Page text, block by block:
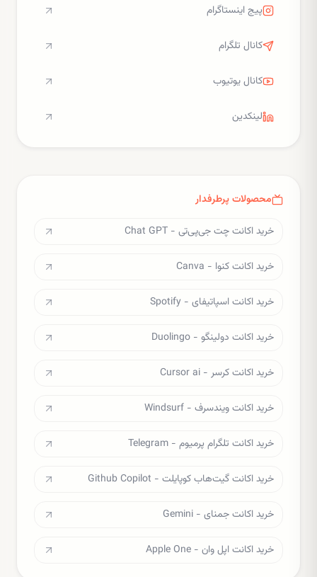
پیج اینستاگرام
کانال تلگرام
کانال یوتیوب
لینکدین
محصولات پرطرفدار
خرید اکانت چت جی‌پی‌تی - Chat GPT
خرید اکانت کنوا - Canva
خرید اکانت اسپاتیفای - Spotify
خرید اکانت دولینگو - Duolingo
خرید اکانت کرسر - Cursor ai
خرید اکانت ویندسرف - Windsurf
خرید اکانت تلگرام پرمیوم - Telegram
خرید اکانت گیت‌هاب کوپایلت - Github Copilot
خرید اکانت جمنای - Gemini
خرید اکانت اپل وان - Apple One